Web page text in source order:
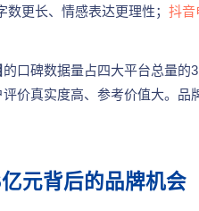
更长、情感表达更理性； 抖音
的口碑数据量占四大平台总量的
价真实度高、参考价值大。品
元背后的品牌机会